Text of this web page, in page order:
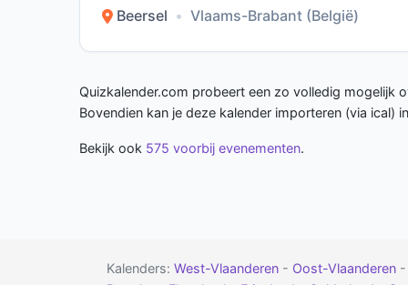
Beersel • Vlaams-Brabant (België)
Quizkalender.com probeert een zo volledig mogelijk
Bovendien kan je deze kalender importeren (via ical)
Bekijk ook 575 voorbij evenementen.
Kalenders: West-Vlaanderen - Oost-Vlaanderen